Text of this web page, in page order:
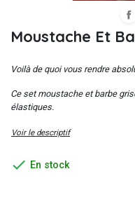
Moustache Et
Voilà de quoi vous rendre
Ce set moustache et barbe
élastiques.
Voir le descriptif
 En stock